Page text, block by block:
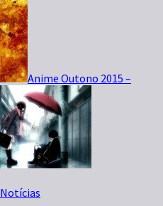
Anime Outono 2015 –
Notícias